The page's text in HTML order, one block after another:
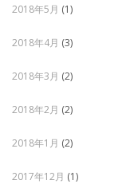
2018年5月 (1)
2018年4月 (3)
2018年3月 (2)
2018年2月 (2)
2018年1月 (2)
2017年12月 (1)